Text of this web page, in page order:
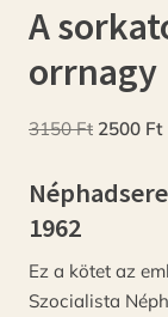
A
orrnagy
3150Ft Original
was:
2500 Ft
1962
Ez a kötet az
Szocialista